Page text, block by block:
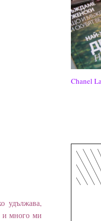
удължава,
и много ми
Chanel